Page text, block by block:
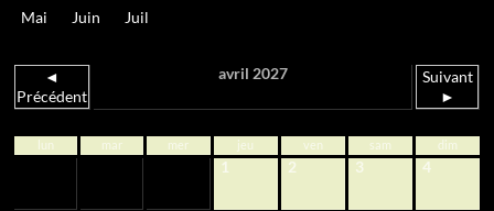
Mai Juin Juil
◄
Précédent
avril 2027
Suivant
►
lun mar mer jeu ven sam dim
1 2 3 4